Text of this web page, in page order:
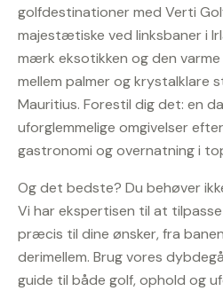
golfdestinationer med Verti
majestætiske ved linksbaner i
mærk eksotikken og den
mellem palmer og krystalklare
Mauritius. Forestil dig det: en
uforglemmelige omgivelser
gastronomi og overnatning i
Og det bedste? Du behøver
Vi har ekspertisen til at
præcis til dine ønsker, fra
derimellem. Brug vores
guide til både golf, ophold og